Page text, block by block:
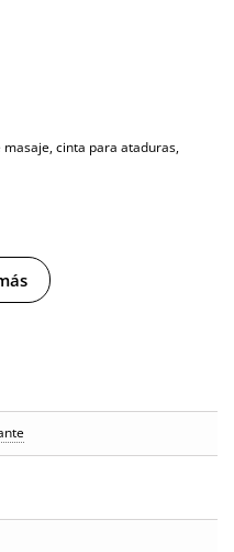
cinta para ataduras,